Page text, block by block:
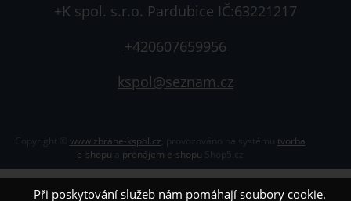
+K spol. s.r.o. Pardubice IČ:63221217
+420607659956
kspol@seznam.cz
Copyright © www.zbrane-kspol.cz
tvorba
e-shopu
pronájem e-shopu
Při poskytování služeb nám pomáhají soubory cookie.